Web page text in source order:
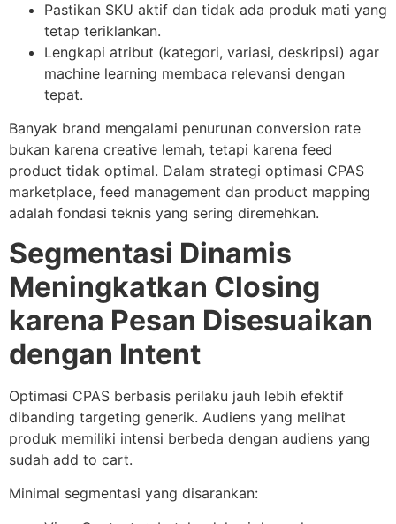
Pastikan SKU aktif dan tidak ada produk mati yang
tetap teriklankan.
Lengkapi atribut (kategori, variasi, deskripsi) agar
machine learning membaca relevansi dengan
tepat.
Banyak brand mengalami penurunan conversion rate
bukan karena creative lemah, tetapi karena feed
product tidak optimal. Dalam strategi optimasi CPAS
marketplace, feed management dan product mapping
adalah fondasi teknis yang sering diremehkan.
Segmentasi Dinamis
Meningkatkan Closing
karena Pesan Disesuaikan
dengan Intent
Optimasi CPAS berbasis perilaku jauh lebih efektif
dibanding targeting generik. Audiens yang melihat
produk memiliki intensi berbeda dengan audiens yang
sudah add to cart.
Minimal segmentasi yang disarankan: